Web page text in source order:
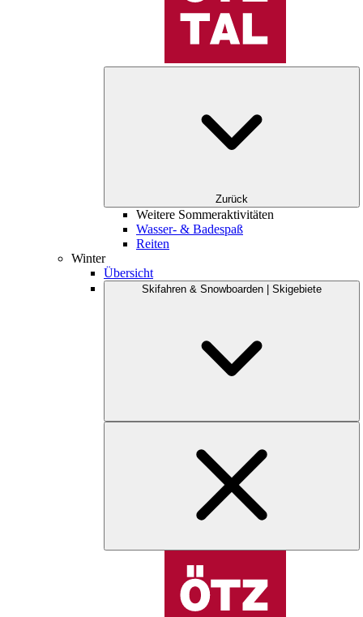
Zurück
Weitere Sommeraktivitäten
Wasser- & Badespaß
Reiten
Winter
Übersicht
Skifahren & Snowboarden | Skigebiete